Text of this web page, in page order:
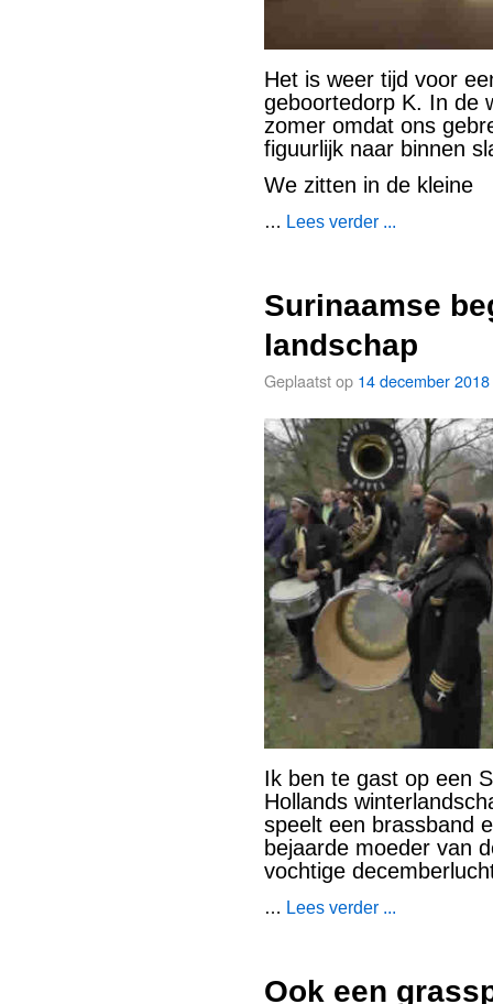
Het is weer tijd voor
geboortedorp K. In de
zomer omdat ons
figuurlijk naar binnen
We zitten in de kleine
… Lees verder ...
Surinaamse
landschap
Geplaatst op 14 december 2018
Ik ben te gast op een
Hollands
speelt een brassband
bejaarde moeder van
vochtige
… Lees verder ...
Ook een